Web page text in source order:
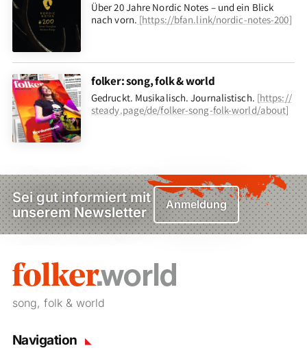
Über 20 Jahre Nordic Notes – und ein Blick
nach vorn. [https://bfan.link/nordic-notes-200]
folker: song, folk & world
Gedruckt. Musikalisch. Journalistisch. [https://
steady.page/de/folker-song-folk-world/about]
Sei gut informiert mit
unserem Newsletter
Anmeldung
song, folk & world
Navigation